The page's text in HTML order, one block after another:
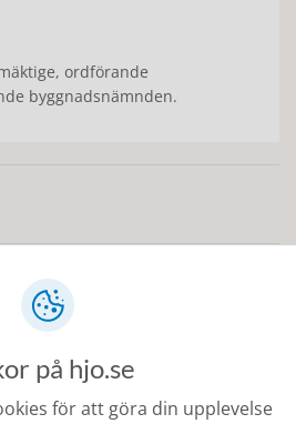
ordförande
byggnadsnämnden.
på hjo.se
för att göra din upplevelse